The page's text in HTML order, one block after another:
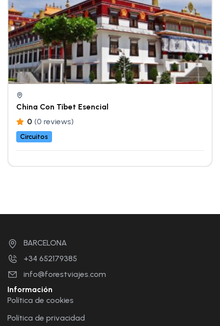
China Con Tíbet Esencial
0 (0 reviews)
Circuitos
BARCELONA
+34 652179385
info@forestviajes.com
Información
Política de cookies
Política de privacidad